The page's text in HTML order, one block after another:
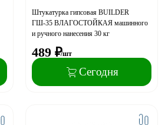
Штукатурка гипсовая BUILDER
ГШ-35 ВЛАГОСТОЙКАЯ машинного
и ручного нанесения 30 кг
489 ₽/шт
Сегодня